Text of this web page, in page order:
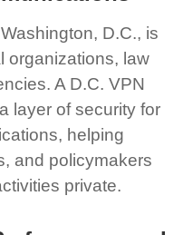
D.C., is
organizations, law
A D.C. VPN
layer of security for
helping
and policymakers
private.